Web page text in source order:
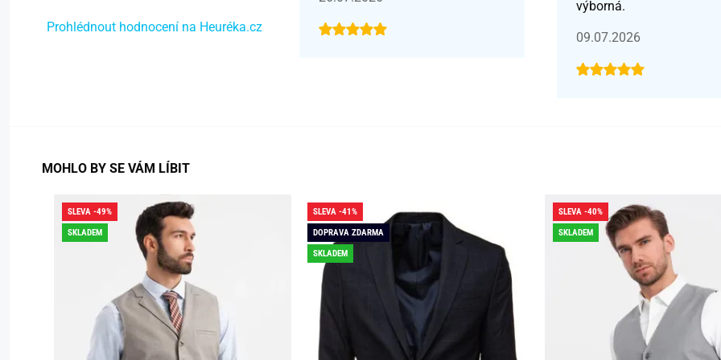
Prohlédnout hodnocení na Heuréka.cz
výborná.
09.07.2026
MOHLO BY SE VÁM LÍBIT
SLEVA -49%
SKLADEM
SLEVA -41%
DOPRAVA ZDARMA
SKLADEM
SLEVA -40%
SKLADEM